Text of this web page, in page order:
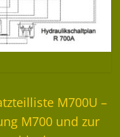
M700U –
M700 und zur